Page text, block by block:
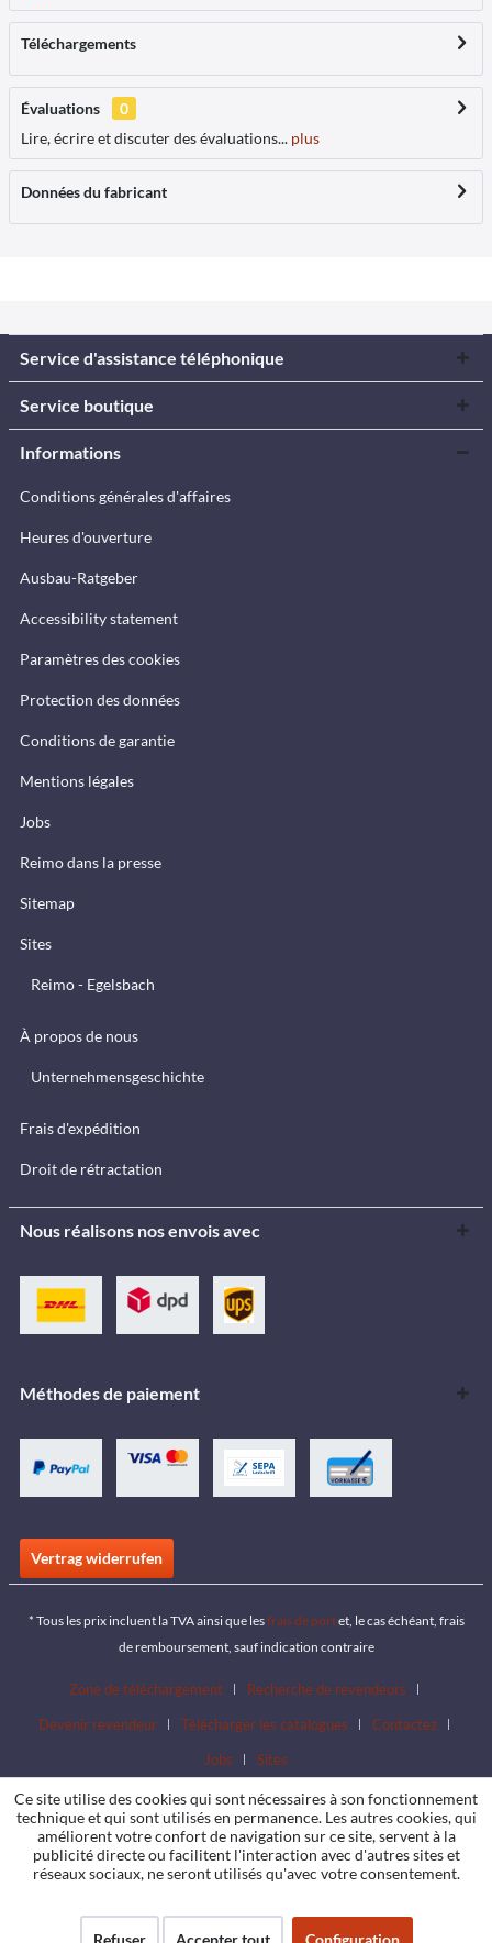
Téléchargements
Évaluations
0
Lire, écrire et discuter des évaluations... plus
Données du fabricant
Service d'assistance téléphonique
Service boutique
Informations
Conditions générales d'affaires
Heures d'ouverture
Ausbau-Ratgeber
Accessibility statement
Paramètres des cookies
Protection des données
Conditions de garantie
Mentions légales
Jobs
Reimo dans la presse
Sitemap
Sites
Reimo - Egelsbach
À propos de nous
Unternehmensgeschichte
Frais d'expédition
Droit de rétractation
Nous réalisons nos envois avec
Méthodes de paiement
Vertrag widerrufen
* Tous les prix incluent la TVA ainsi que lesfrais de portet, le cas échéant, frais
de remboursement, sauf indication contraire
Zone de téléchargement
Recherche de revendeurs
Devenir revendeur
Télécharger les catalogues
Contactez
Jobs
Sites
Ce site utilise des cookies qui sont nécessaires à son fonctionnement
technique et qui sont utilisés en permanence. Les autres cookies, qui
améliorent votre confort de navigation sur ce site, servent à la
publicité directe ou facilitent l'interaction avec d'autres sites et
réseaux sociaux, ne seront utilisés qu'avec votre consentement.
Refuser Accepter tout Configuration